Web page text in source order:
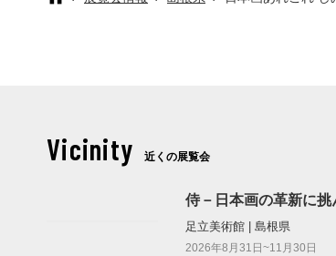
Vicinity 近くの展覧会
侍－日本画の革新に挑
足立美術館 | 島根県
2026年8月31日~11月30日